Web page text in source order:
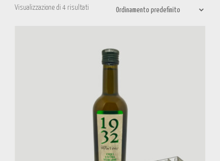
Visualizzazione di 4 risultati